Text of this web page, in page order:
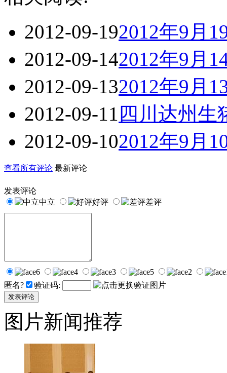
2012-09-192012年9月
2012-09-142012年9月
2012-09-132012年9月
2012-09-11 四川达州生
2012-09-102012年9月
查看所有评论 最新评论
发表评论
中立
好评 差评
匿名? 验证码:
图片新闻推荐